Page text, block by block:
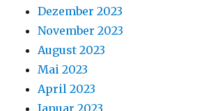
Dezember 2023
November 2023
August 2023
Mai 2023
April 2023